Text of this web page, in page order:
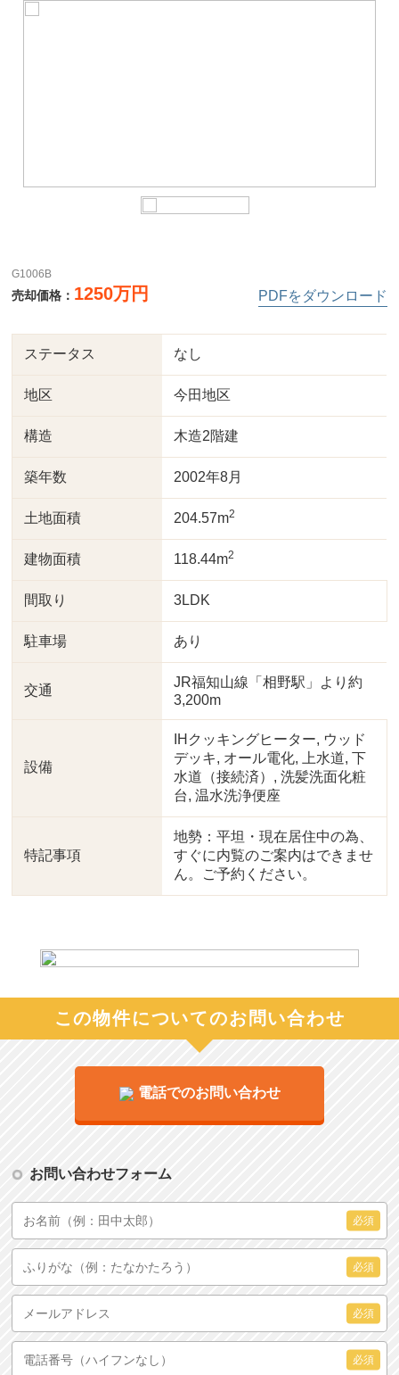
G1006B
売却価格： 1250万円 PDFをダウンロード
ステータス なし
地区 今田地区
構造 木造2階建
築年数 2002年8月
土地面積 204.57m2
建物面積 118.44m2
間取り 3LDK
駐車場 あり
交通
JR福知山線「相野駅」より約
3,200m
設備
IHクッキングヒーター, ウッド
デッキ, オール電化, 上水道, 下
水道（接続済）, 洗髪洗面化粧
台, 温水洗浄便座
特記事項
地勢：平坦・現在居住中の為、
すぐに内覧のご案内はできませ
ん。ご予約ください。
この物件についてのお問い合わせ
電話でのお問い合わせ
お問い合わせフォーム
必須
必須
必須
必須